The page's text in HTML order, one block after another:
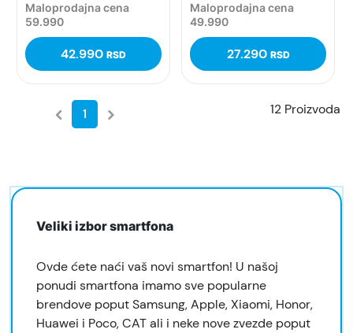
Maloprodajna cena
59.990
42.990 RSD
Maloprodajna cena
49.990
27.290 RSD
1 12 Proizvoda
Veliki izbor smartfona
Ovde ćete naći vaš novi smartfon! U našoj
ponudi smartfona imamo sve popularne
brendove poput Samsung, Apple, Xiaomi, Honor,
Huawei i Poco, CAT ali i neke nove zvezde poput